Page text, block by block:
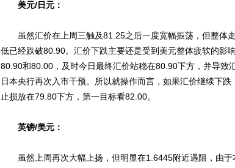
美元/日元：
虽然汇价在上周三触及81.25之后一度宽幅振荡，但整体
低已经跌破80.90。汇价下跌主要还是受到美元整体疲软的影
80.90和80.00，及时今日最终汇价站稳在80.90下方，并导致
日本央行再次入市干预。所以就操作而言，如果汇价继续下
止损放在79.80下方，第一目标看82.00。
英镑/美元：
虽然上周再次大幅上扬，但明显在1.6445附近遇阻，由于